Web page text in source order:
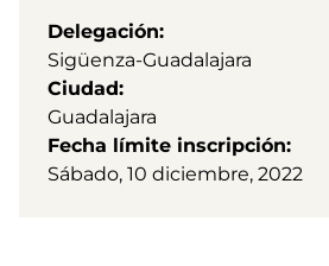
Delegación
Sigüenza-Guadalajara
Ciudad
Guadalajara
Fecha límite inscripción
Sábado, 10 diciembre, 2022